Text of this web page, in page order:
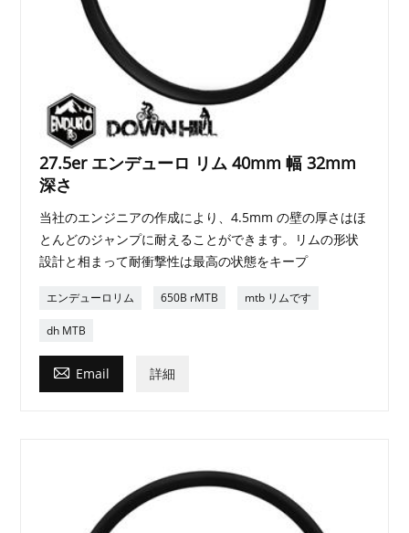
27.5er エンデューロ リム 40mm 幅 32mm
深さ
当社のエンジニアの作成により、4.5mm の壁の厚さはほ
とんどのジャンプに耐えることができます。リムの形状
設計と相まって耐衝撃性は最高の状態をキープ
エンデューロリム 650B rMTB mtb リムです
dh MTB
 Email 詳細